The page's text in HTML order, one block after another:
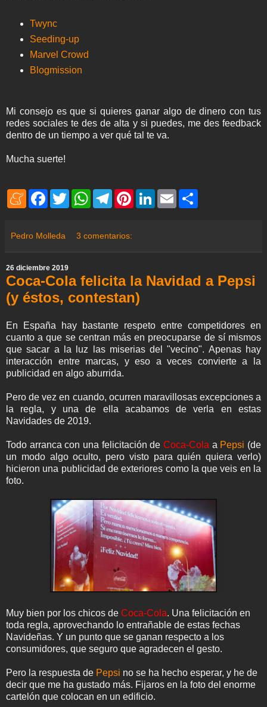
Twync
Seeding-up
Marvel Crowd
Blogmission
Mi consejo es que si quieres ganar algo de dinero con tus
redes sociales te des de alta y si puedes, me des feedback
dentro de un tiempo a ver qué tal te va.
Mucha suerte!
M
m
e
F
b
o
o
T
w
r
W
A
p
T
r
a
P
e
L
I
E
m
Pedro Molleda 3 comentarios:
26 diciembre 2019
Coca-Cola felicita la Navidad a Pepsi
(y éstos, contestan)
En España hay bastante respeto entre competidores en
cuanto a que se centran más en preocuparse de sí mismos
que sacar a la luz las miserias del "vecino". Apenas hay
interacción entre marcas, y eso a veces convierte a la
publicidad en algo aburrida.
Pero de vez en cuando, ocurren maravillosas excepciones a
la regla, y una de ella acabamos de verla en estas
Navidades de 2019.
Todo arranca con una felicitación de Coca-Cola a Pepsi (de
un modo algo oculto, pero visto para quién quiera verlo)
hicieron una publicidad de exteriores como la que veis en la
foto.
Muy bien por los chicos de Coca-Cola. Una felicitación en
toda regla, aprovechando lo entrañable de estas fechas
Navideñas. Y un punto que se ganan respecto a los
consumidores, que seguro que agradecen el gesto.
Pero la respuesta de Pepsi no se ha hecho esperar, y he de
decir que me ha gustado más. Fijaros en la foto del enorme
cartelón que colocan en un edificio.